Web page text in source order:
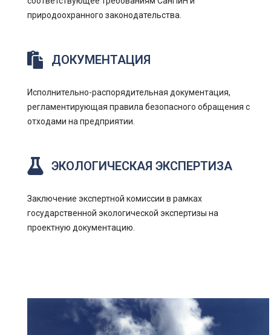
природоохранного законодательства.
ДОКУМЕНТАЦИЯ
Исполнительно-распорядительная документация,
регламентирующая правила безопасного обращения с
отходами на предприятии.
ЭКОЛОГИЧЕСКАЯ ЭКСПЕРТИЗА
Заключение экспертной комиссии в рамках
государственной экологической экспертизы на
проектную документацию.